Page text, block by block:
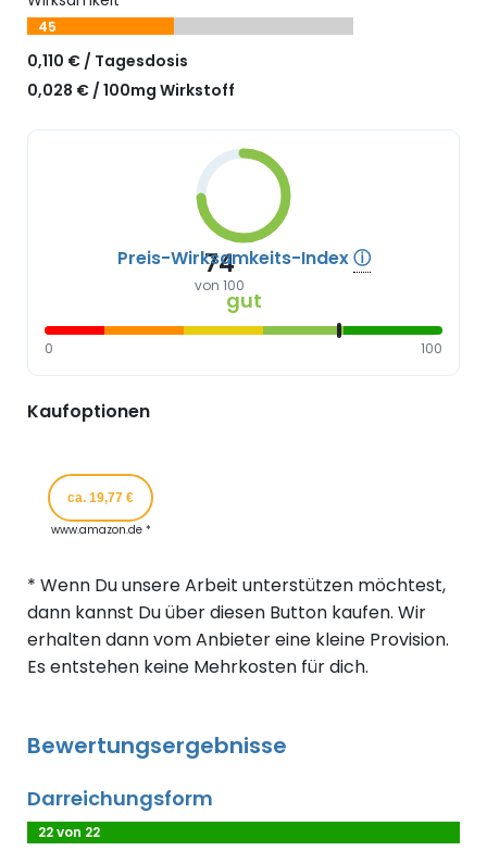
45
0,110 € / Tagesdosis
0,028 € / 100mg Wirkstoff
74
von 100
Preis-Wirksamkeits-Indexⓘ
gut
0 100
Kaufoptionen
ca. 19,77 €
www.amazon.de *
* Wenn Du unsere Arbeit unterstützen möchtest,
dann kannst Du über diesen Button kaufen. Wir
erhalten dann vom Anbieter eine kleine Provision.
Es entstehen keine Mehrkosten für dich.
Bewertungsergebnisse
Darreichungsform
22 von 22